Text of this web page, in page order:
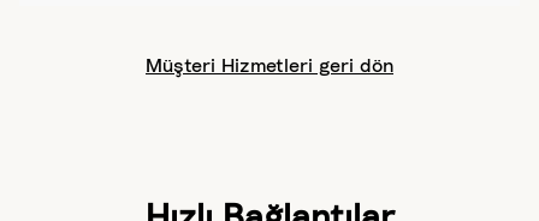
Müşteri Hizmetleri geri dön